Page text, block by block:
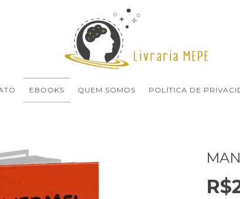
EBOOKS QUEM SOMOS POLÍTICA DE